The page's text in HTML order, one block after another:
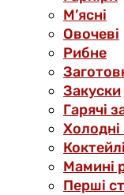
М’ясні
Овочеві
Рибне
Закуски
Гарячі
Холодні
Мамині
Перші